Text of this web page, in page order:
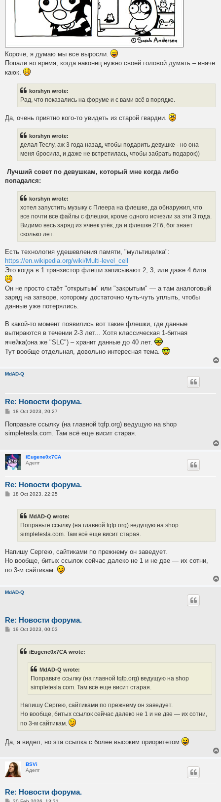
Короче, я думаю мы все выросли.
Попали во время, когда наконец нужно своей головой думать – иначе
каюк.
korshyn wrote:
Рад, что показались на форуме и с вами всё в порядке.
Да, очень приятно кого-то увидеть из старой гвардии.
korshyn wrote:
делал Теслу, аж 3 года назад, чтобы подарить девушке - но она
меня бросила, и даже не встретилась, чтобы забрать подарок))
Лучший совет по девушкам, который мне когда либо
попадался:
korshyn wrote:
хотел запустить музыку с Плеера на флешке, да обнаружил, что
все почти все файлы с флешки, кроме одного исчезли за эти 3 года.
Видимо весь заряд из ячеек утёк, да и флешке 2Гб, бог знает
сколько лет.
Есть технология удешевления памяти, "мультицелка":
https://en.wikipedia.org/wiki/Multi-level_cell
Это когда в 1 транзистор флеши записывают 2, 3, или даже 4 бита.
Он не просто стаёт "открытым" или "закрытым" — а там аналоговый
заряд на затворе, которому достаточно чуть-чуть уплыть, чтобы
данные уже потерялись.
В какой-то момент появились вот такие флешки, где данные
вытираются в течении 2-3 лет... Хотя классическая 1-битная
ячейка(она же "SLC") – хранит данные до 40 лет.
Тут вообще отдельная, довольно интересная тема.
MdAD-Q
Re: Новости форума.
P
s
18 Oct 2023, 20:27
Поправьте ссылку (на главной tqfp.org) ведущую на shop
simpletesla.com. Там всё еще висит старая.
iEugene0x7CA
Адепт
Re: Новости форума.
P18 Oct 2023, 22:25
MdAD-Q wrote:
Поправьте ссылку (на главной tqfp.org) ведущую на shop
simpletesla.com. Там всё еще висит старая.
Напишу Сергею, сайтиками по прежнему он заведует.
Но вообще, битых ссылок сейчас далеко не 1 и не две — их сотни,
по 3-м сайтикам.
MdAD-Q
Re: Новости форума.
P19 Oct 2023, 00:03
iEugene0x7CA wrote:
MdAD-Q wrote:
Поправьте ссылку (на главной tqfp.org) ведущую на shop
simpletesla.com. Там всё еще висит старая.
Напишу Сергею, сайтиками по прежнему он заведует.
Но вообще, битых ссылок сейчас далеко не 1 и не две — их сотни,
по 3-м сайтикам.
Да, я видел, но эта ссылка с более высоким приоритетом
BSVi
Адепт
Re: Новости форума.
P